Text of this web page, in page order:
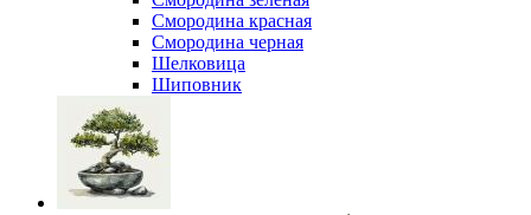
Смородина красная
Смородина черная
Шелковица
Шиповник